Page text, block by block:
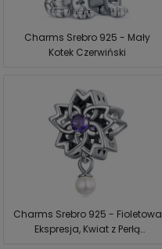
Charms Srebro 925 - Mały
Kotek Czerwiński
Charms Srebro 925 - Fioletowa
Ekspresja, Kwiat z Perłą